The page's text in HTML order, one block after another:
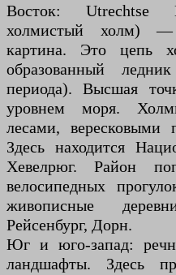
Восток: Utrechtse
холмистый холм) —
картина. Это цепь
образованный
периода). Высшая
уровнем моря.
лесами, вересковыми
Здесь находится
Хевелрюг. Район
велосипедных
живописные
Рейсенбург, Дорн.
Юг и юго-запад:
ландшафты. Здесь